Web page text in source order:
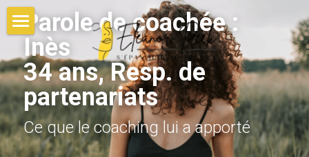
HOME
ELEANOR
COACHINGS
RECONVERSION
ENTREPRISE
Parole de coachée :
Inès
34 ans, Resp. de
partenariats
Ce que le coaching lui a apporté